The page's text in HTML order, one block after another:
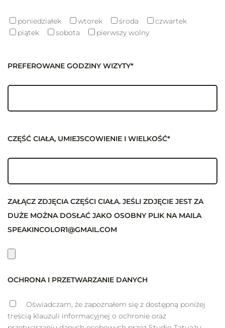
poniedziałek wtorek środa
czwartek
piątek
sobota pierwszy wolny
PREFEROWANE GODZINY WIZYTY*
CZĘŚĆ CIAŁA, UMIEJSCOWIENIE I WIELKOŚĆ*
ZAŁĄCZ ZDJĘCIA CZĘŚCI CIAŁA. JEŚLI ZDJĘCIE JEST ZA
DUŻE MOŻNA DOSŁAĆ JAKO OSOBNY PLIK NA MAILA
SPEAKINCOLOR1@GMAIL.COM
OCHRONA I PRZETWARZANIE DANYCH
Oświadczam, że zapoznałem się z dostępną poniżej
treścią klauzuli informacyjnej o ochronie oraz